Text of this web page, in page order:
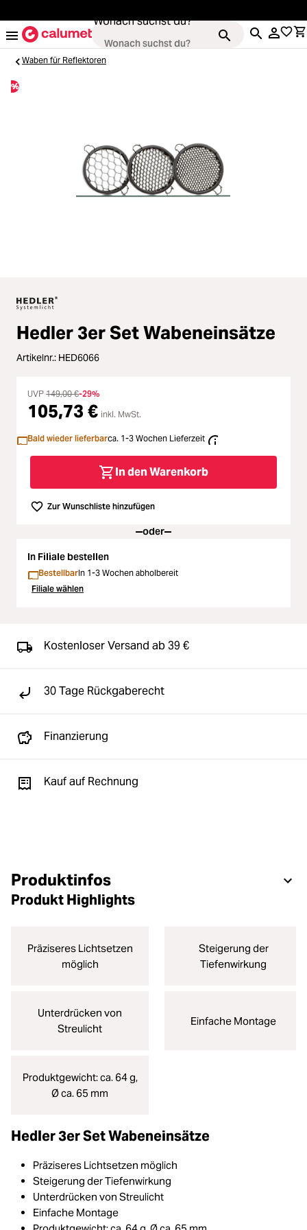
Wonach suchst du?
Objektive
Video & Drohnen
Loading...Zubehör
Loading...
Loading...
Bildbearbeitung
Loading...
Loading...Second Hand
Loading...
SALE
Loading...
Waben für Reflektoren
%
Hedler 3er Set Wabeneinsätze
Artikelnr.: HED6066
UVP 149,00 €-29%
105,73 € inkl. MwSt.
Bald wieder lieferbarca. 1-3 Wochen Lieferzeit
In den Warenkorb
Zur Wunschliste hinzufügen
oder
In Filiale bestellen
BestellbarIn 1-3 Wochen abholbereit
Filiale wählen
Kostenloser Versand ab 39 €
30 Tage Rückgaberecht
Finanzierung
Kauf auf Rechnung
Produktinfos
Produkt Highlights
Präziseres Lichtsetzen
möglich
Steigerung der
Tiefenwirkung
Unterdrücken von
Streulicht
Einfache Montage
Produktgewicht: ca. 64 g,
Ø ca. 65 mm
Hedler 3er Set Wabeneinsätze
Präziseres Lichtsetzen möglich
Steigerung der Tiefenwirkung
Unterdrücken von Streulicht
Einfache Montage